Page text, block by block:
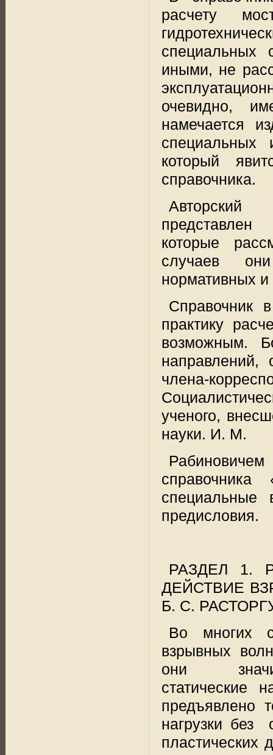
расчету
специальных
иными, не
очевидно,
намечается
специальных
который
справочника.
Авторский
которые
случаев
нормативных и
Справочник
практику
возможным.
направлений,
члена-
ученого,
науки. И. М.
справочника
специальные
предисловия.
РАЗДЕЛ 1.
ДЕЙСТВИЕ
Б. С.
Во многих
взрывных
они
статические
предъявлено
нагрузки без
пластических